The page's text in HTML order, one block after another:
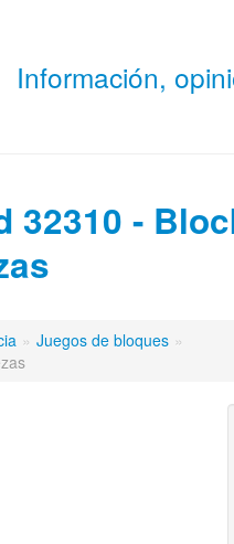
Información,
32310 -
» Juegos de bloques »